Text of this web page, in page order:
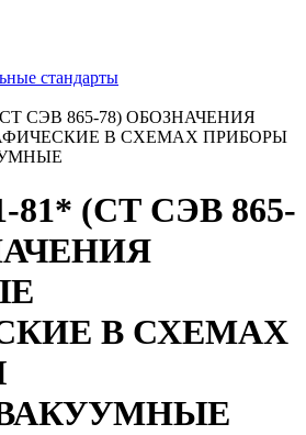
стандарты
СЭВ 865-78) ОБОЗНАЧЕНИЯ
В СХЕМАХ ПРИБОРЫ
81* (СТ СЭВ 865-
В СХЕМАХ